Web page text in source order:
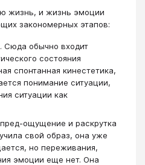
жизнь, и жизнь эмоции
закономерных этапов:
Сюда обычно входит
состояния
спонтанная кинестетика,
понимание ситуации,
ситуации как
ощущение и раскрутка
свой образ, она уже
но переживания,
эмоции еще нет. Она